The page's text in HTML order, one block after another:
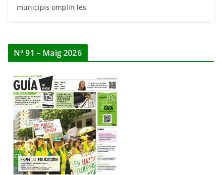
municipis omplin les
Nº 91 – Maig 2026